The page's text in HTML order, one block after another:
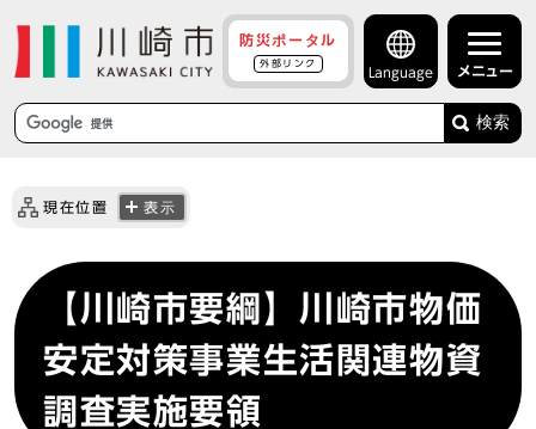
防災ポータル
外部リンク
Language メニュー
検索
現在位置 表示
【川崎市要綱】川崎市物価
安定対策事業生活関連物資
調査実施要領